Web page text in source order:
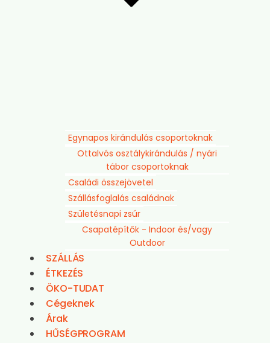
Egynapos kirándulás csoportoknak
Ottalvós osztálykirándulás / nyári
tábor csoportoknak
Családi összejövetel
Szállásfoglalás családnak
Születésnapi zsúr
Csapatépítők - Indoor és/vagy
Outdoor
SZÁLLÁS
ÉTKEZÉS
ÖKO-TUDAT
Cégeknek
Árak
HŰSÉGPROGRAM